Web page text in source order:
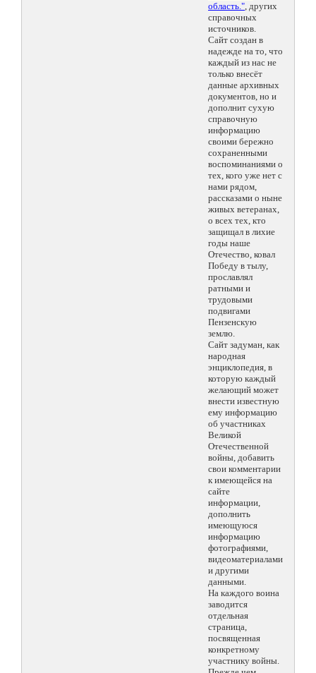
область.", других
справочных
источников.
Сайт создан в
надежде на то, что
каждый из нас не
только внесёт
данные архивных
документов, но и
дополнит сухую
справочную
информацию
своими бережно
сохраненными
воспоминаниями о
тех, кого уже нет с
нами рядом,
рассказами о ныне
живых ветеранах,
о всех тех, кто
защищал в лихие
годы наше
Отечество, ковал
Победу в тылу,
прославлял
ратными и
трудовыми
подвигами
Пензенскую
землю.
Сайт задуман, как
народная
энциклопедия, в
которую каждый
желающий может
внести известную
ему информацию
об участниках
Великой
Отечественной
войны, добавить
свои комментарии
к имеющейся на
сайте
информации,
дополнить
имеющуюся
информацию
фотографиями,
видеоматериалами
и другими
данными.
На каждого воина
заводится
отдельная
страница,
посвященная
конкретному
участнику войны.